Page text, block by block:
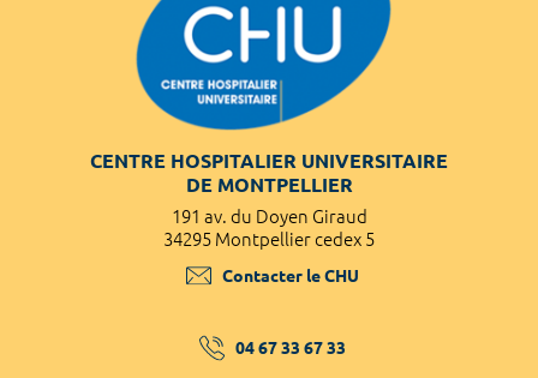
CENTRE HOSPITALIER UNIVERSITAIRE
DE MONTPELLIER
191 av. du Doyen Giraud
34295 Montpellier cedex 5
Contacter le CHU
04 67 33 67 33